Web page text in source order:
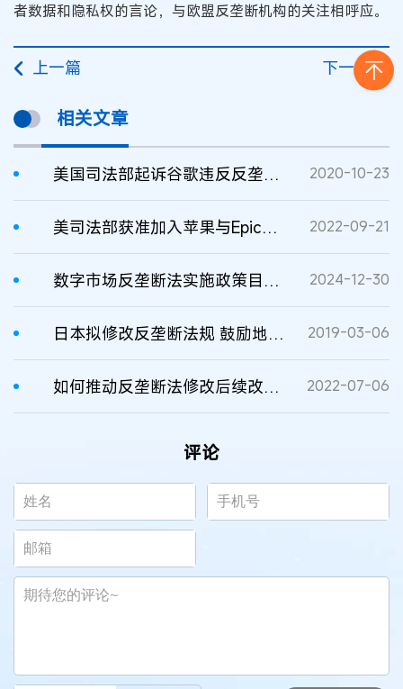
者数据和隐私权的言论，与欧盟反垄断机构的关注相呼应。
上一篇 下一篇
相关文章
美国司法部起诉谷歌违反反垄断法 2020-10-23
美司法部获准加入苹果与Epic反垄断庭审辩论 2022-09-21
数字市场反垄断法实施政策目标反思 2024-12-30
日本拟修改反垄断法规 鼓励地区银行合并 2019-03-06
如何推动反垄断法修改后续改革配套 2022-07-06
评论